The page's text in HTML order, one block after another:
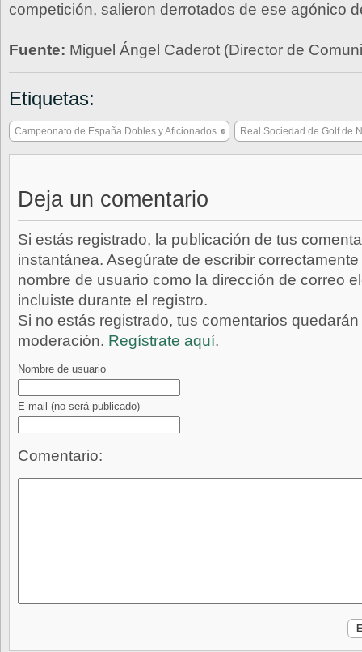
competición, salieron derrotados de ese agónico
Fuente: Miguel Ángel Caderot (Director de
Etiquetas:
Campeonato de España Dobles y Aficionados Real Sociedad de Golf de
Deja un comentario
Si estás registrado, la publicación de tus
instantánea. Asegúrate de escribir
nombre de usuario como la dirección de correo
incluiste durante el registro.
Si no estás registrado, tus comentarios
moderación. Regístrate aquí.
Nombre de usuario
E-mail (no será publicado)
Comentario: